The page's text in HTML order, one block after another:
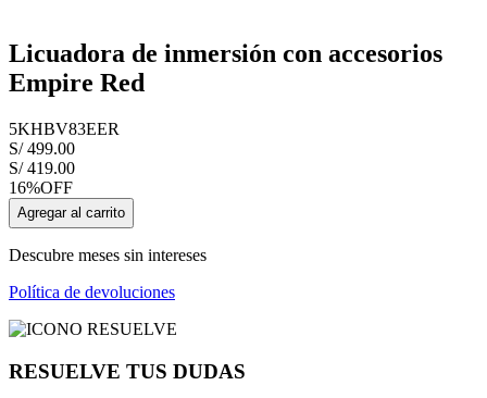
Licuadora de inmersión con accesorios
Empire Red
5KHBV83EER
S/ 499.00
S/ 419.00
16%OFF
Agregar al carrito
Descubre meses sin intereses
Política de devoluciones
RESUELVE TUS DUDAS